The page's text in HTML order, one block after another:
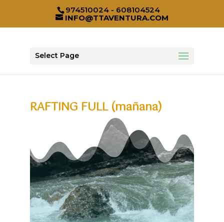
974510024 - 608104524
INFO@TTAVENTURA.COM
Select Page
RAFTING FULL (mañana)